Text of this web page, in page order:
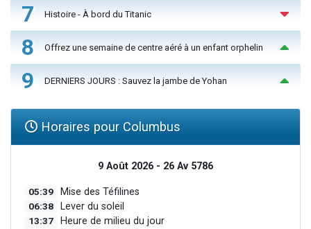
7 Histoire - À bord du Titanic
8 Offrez une semaine de centre aéré à un enfant orphelin
9 DERNIERS JOURS : Sauvez la jambe de Yohan
Horaires pour Columbus
9 Août 2026 - 26 Av 5786
05:39 Mise des Téfilines
06:38 Lever du soleil
13:37 Heure de milieu du jour